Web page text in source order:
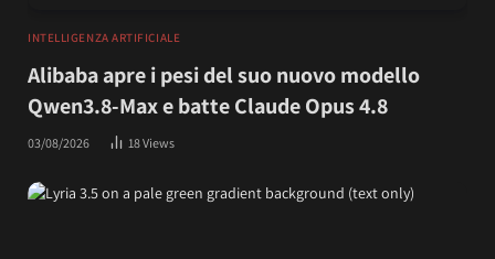
INTELLIGENZA ARTIFICIALE
Alibaba apre i pesi del suo nuovo modello
Qwen3.8-Max e batte Claude Opus 4.8
03/08/2026 18Views